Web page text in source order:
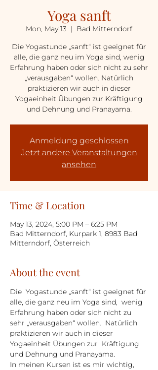
Yoga sanft
Mon, May 13
  |
Bad Mitterndorf
Die Yogastunde „sanft“ ist geeignet für
alle, die ganz neu im Yoga sind, wenig
Erfahrung haben oder sich nicht zu sehr
„verausgaben“ wollen. Natürlich
praktizieren wir auch in dieser
Yogaeinheit Übungen zur Kräftigung
und Dehnung und Pranayama.
Anmeldung geschlossen
Jetzt andere Veranstaltungen
ansehen
Time & Location
May 13, 2024, 5:00 PM – 6:25 PM
Bad Mitterndorf, Kurpark 1, 8983 Bad
Mitterndorf, Österreich
About the event
Die  Yogastunde „sanft“ ist geeignet für
alle, die ganz neu im Yoga sind,  wenig
Erfahrung haben oder sich nicht zu
sehr „verausgaben“ wollen.  Natürlich
praktizieren wir auch in dieser
Yogaeinheit Übungen zur  Kräftigung
und Dehnung und Pranayama.
In meinen Kursen ist es mir wichtig,